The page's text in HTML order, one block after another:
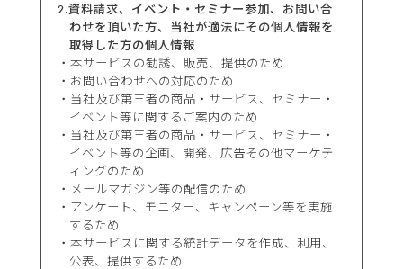
2.資料請求、イベント・セミナー参加、お問い合
わせを頂いた方、当社が適法にその個人情報を
取得した方の個人情報
本サービスの勧誘、販売、提供のため
お問い合わせへの対応のため
当社及び第三者の商品・サービス、セミナー・
イベント等に関するご案内のため
当社及び第三者の商品・サービス、セミナー・
イベント等の企画、開発、広告その他マーケテ
ィングのため
メールマガジン等の配信のため
アンケート、モニター、キャンペーン等を実施
するため
本サービスに関する統計データを作成、利用、
公表、提供するため